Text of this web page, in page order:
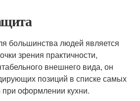
большинства людей является
зрения практичности,
внешнего вида, он
позиций в списке самых
оформлении кухни.